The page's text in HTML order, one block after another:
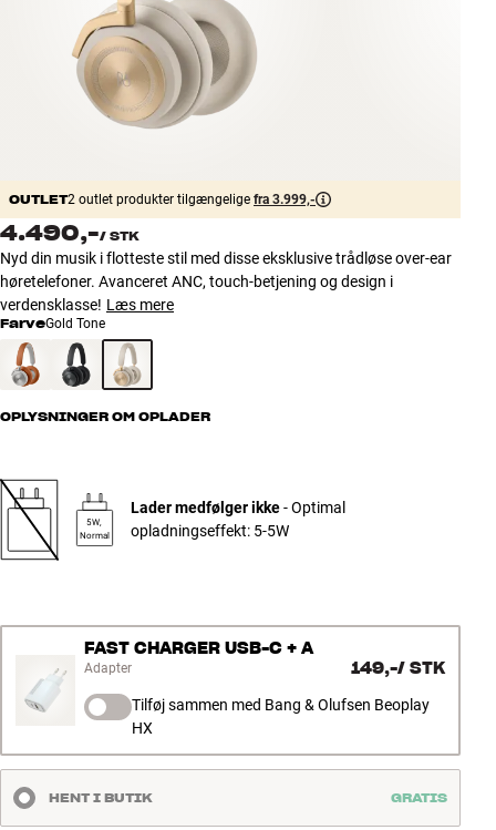
Tilbehør
INSPIRATION
MÆRKER
TILBUD
Find Butik
Kundeservice
Log ind
Kundeservice
OUTLET2 outlet produkter tilgængelige fra 3.999,-
4.490,-/ STK
Nyd din musik i flotteste stil med disse eksklusive trådløse over-ear
høretelefoner. Avanceret ANC, touch-betjening og design i
verdensklasse! Læs mere
FarveGold Tone
OPLYSNINGER OM OPLADER
5W,
Normal
Lader medfølger ikke- Optimal
opladningseffekt: 5-5W
FAST CHARGER USB-C + A
Adapter 149,-/ STK
Tilføj sammen med Bang & Olufsen Beoplay
HX
HENT I BUTIK GRATIS